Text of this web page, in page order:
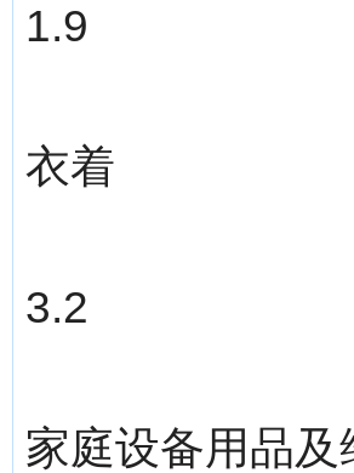
1.9
衣着
3.2
家庭设备用品及